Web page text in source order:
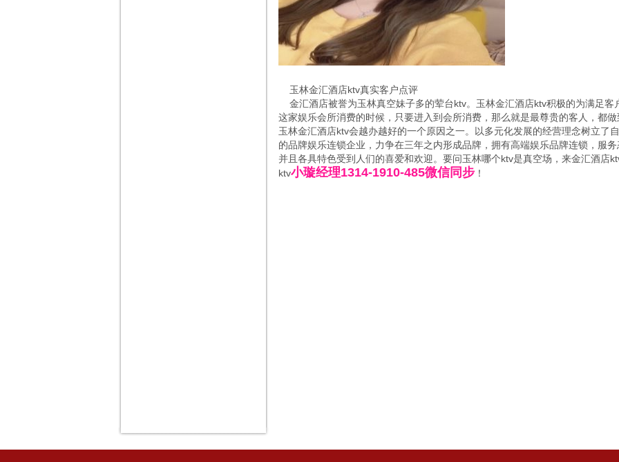
玉林金汇酒店ktv真实客户点评
金汇酒店被誉为玉林真空妹子多的荤台ktv。玉林金汇酒店ktv积极的为满足客
这家娱乐会所消费的时候，只要进入到会所消费，那么就是最尊贵的客人，都
玉林金汇酒店ktv会越办越好的一个原因之一。以多元化发展的经营理念树立了
的品牌娱乐连锁企业，力争在三年之内形成品牌，拥有高端娱乐品牌连锁，服
并且各具特色受到人们的喜爱和欢迎。要问玉林哪个ktv是真空场，来金汇酒店
ktv小璇经理1314-1910-485微信同步 ！